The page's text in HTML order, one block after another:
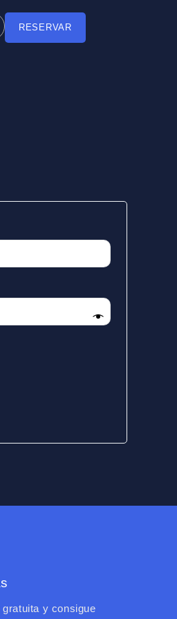
RESERVAR
y consigue